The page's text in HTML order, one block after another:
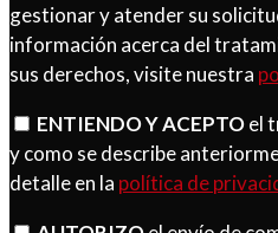
gestionar y atender su
información acerca del
sus derechos, visite nuestra
ENTIENDO Y ACEPTOel
y como se describe
detalle en la política de